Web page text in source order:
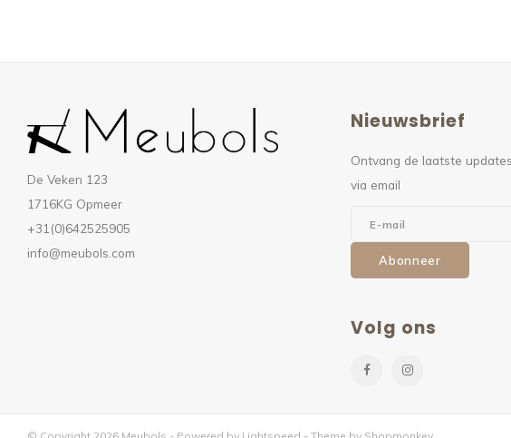
De Veken 123
1716KG Opmeer
+31(0)642525905
info@meubols.com
Nieuwsbrief
Ontvang de laatste
via email
Abonneer
Volg ons